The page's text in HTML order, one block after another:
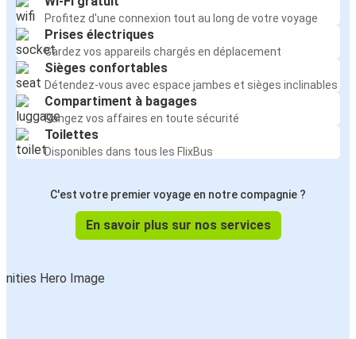
Profitez d'une connexion tout au long de votre voyage
Prises électriques
Gardez vos appareils chargés en déplacement
Sièges confortables
Détendez-vous avec espace jambes et sièges inclinables
Compartiment à bagages
Rangez vos affaires en toute sécurité
Toilettes
Disponibles dans tous les FlixBus
C'est votre premier voyage en notre compagnie ?
En savoir plus sur nos services